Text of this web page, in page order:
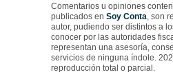
Comentarios u opiniones
publicados en Soy Conta , son
autor, pudiendo ser distintos a
conocer por las autoridades
representan una asesoría,
servicios de ninguna índole.
reproducción total o parcial.